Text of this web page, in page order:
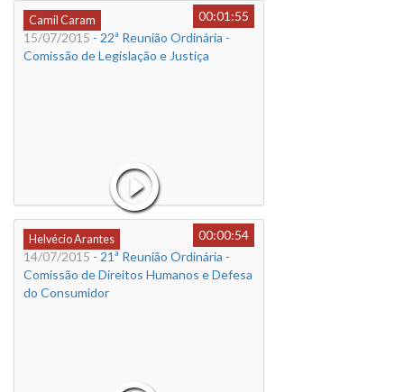
Camil Caram
00:01:55
15/07/2015 - 22ª Reunião Ordinária -
Comissão de Legislação e Justiça
Helvécio Arantes
00:00:54
14/07/2015 - 21ª Reunião Ordinária -
Comissão de Direitos Humanos e Defesa
do Consumidor